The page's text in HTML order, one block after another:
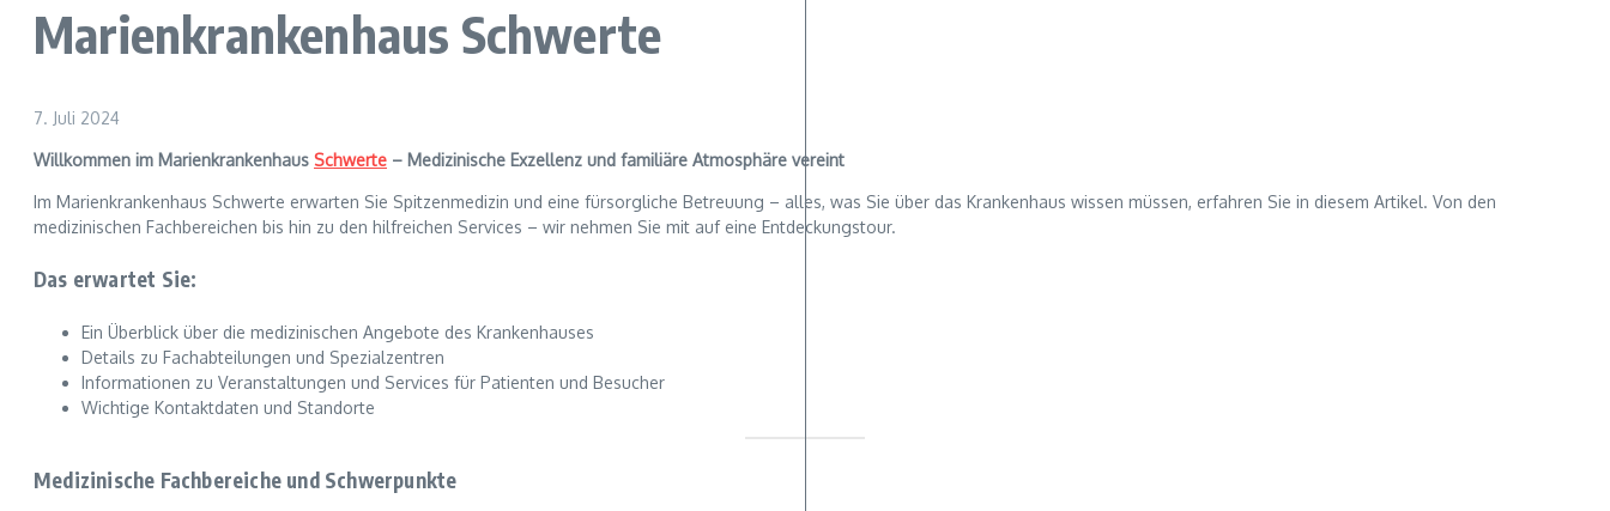
Marienkrankenhaus Schwerte
7. Juli 2024
Willkommen im Marienkrankenhaus Schwerte – Medizinische Exzellenz und familiäre Atmosphäre vereint
Im Marienkrankenhaus Schwerte erwarten Sie Spitzenmedizin und eine fürsorgliche Betreuung – alles, was Sie über das Krankenhaus wissen müssen, erfahren Sie in diesem Artikel. Von den
medizinischen Fachbereichen bis hin zu den hilfreichen Services – wir nehmen Sie mit auf eine Entdeckungstour.
Das erwartet Sie:
Ein Überblick über die medizinischen Angebote des Krankenhauses
Details zu Fachabteilungen und Spezialzentren
Informationen zu Veranstaltungen und Services für Patienten und Besucher
Wichtige Kontaktdaten und Standorte
Medizinische Fachbereiche und Schwerpunkte